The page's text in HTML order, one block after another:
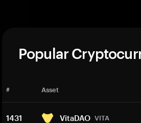
Popular
# Asset
1431 VitaDAO VITA